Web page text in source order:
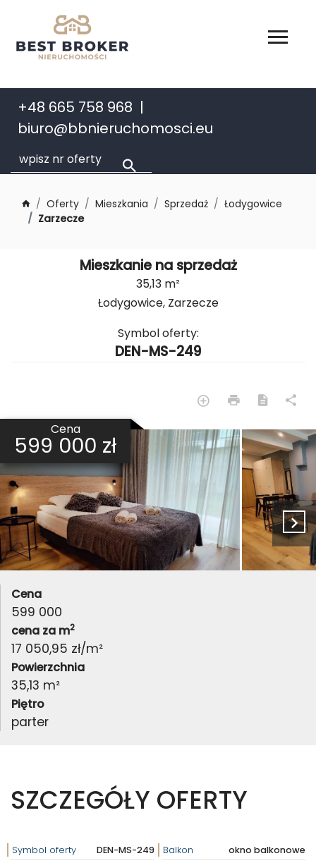
+48 665 758 968
biuro@bbnieruchomosci.eu
Oferty Mieszkania Sprzedaż
Łodygowice
Zarzecze
Mieszkanie na sprzedaż
35,13 m²
Łodygowice, Zarzecze
Symbol oferty:
DEN-MS-249
Cena
599 000 zł
Cena
599 000
cena za m2
17 050,95 zł/m²
Powierzchnia
35,13 m²
Piętro
parter
SZCZEGÓŁY OFERTY
Symbol oferty
DEN-MS-249
Balkon
okno balkonowe